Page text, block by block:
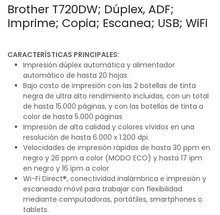
Brother T720DW; Dúplex, ADF;
Imprime; Copia; Escanea; USB; WiFi
CARACTERÍSTICAS PRINCIPALES:
Impresión dúplex automática y alimentador
automático de hasta 20 hojas.
Bajo costo de impresión con las 2 botellas de tinta
negra de ultra alto rendimiento incluidas, con un total
de hasta 15.000 páginas, y con las botellas de tinta a
color de hasta 5.000 páginas
Impresión de alta calidad y colores vívidos en una
resolución de hasta 6.000 x 1.200 dpi.
Velocidades de impresión rápidas de hasta 30 ppm en
negro y 26 ppm a color (MODO ECO) y hasta 17 ipm
en negro y 16 ipm a color
Wi-Fi Direct®, conectividad inalámbrica e impresión y
escaneado móvil para trabajar con flexibilidad
mediante computadoras, portátiles, smartphones o
tablets.